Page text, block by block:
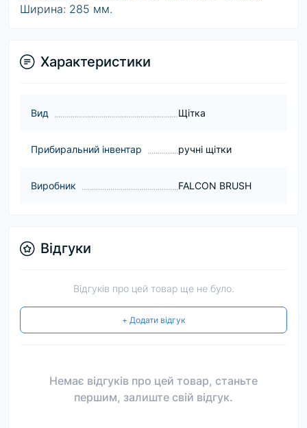
Ширина: 285 мм.
Характеристики
Вид Щітка
Прибиральний інвентар ручні щітки
Виробник FALCON BRUSH
Відгуки
Відгуків про цей товар ще не було.
+ Додати відгук
Немає відгуків про цей товар, станьте
першим, залиште свій відгук.